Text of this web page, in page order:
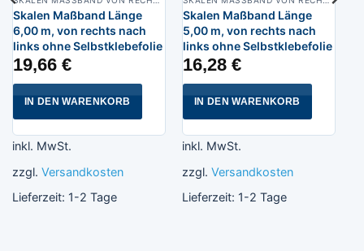
Skalen Maßband Länge
6,00 m, von rechts nach
links ohne Selbstklebefolie
19,66 €
IN DEN WARENKORB
inkl. MwSt.
zzgl. Versandkosten
Lieferzeit: 1-2 Tage
Skalen Maßband Länge
5,00 m, von rechts nach
links ohne Selbstklebefolie
16,28 €
IN DEN WARENKORB
inkl. MwSt.
zzgl. Versandkosten
Lieferzeit: 1-2 Tage